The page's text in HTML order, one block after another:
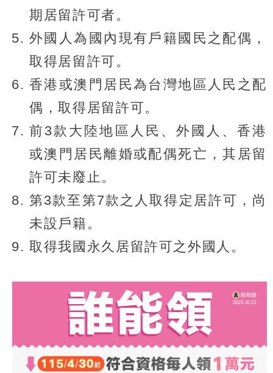
期居留許可者。
外國人為國內現有戶籍國民之配偶，
取得居留許可。
香港或澳門居民為台灣地區人民之配
偶，取得居留許可。
前3款大陸地區人民、外國人、香港
或澳門居民離婚或配偶死亡，其居留
許可未廢止。
第3款至第7款之人取得定居許可，尚
未設戶籍。
取得我國永久居留許可之外國人。